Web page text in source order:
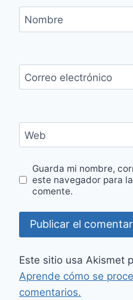
Nombre
Correo electrónico
Web
Guarda mi nombre,
este navegador para
comente.
Este sitio usa Akismet
Aprende cómo se
comentarios.